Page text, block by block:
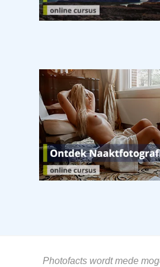
Photofacts wordt mede